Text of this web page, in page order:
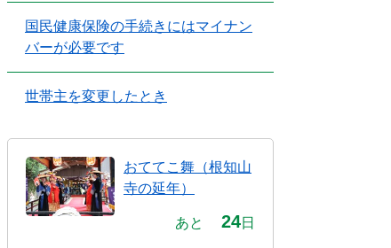
国民健康保険の手続きにはマイナン
バーが必要です
世帯主を変更したとき
おててこ舞（根知山
寺の延年）
あと 24日